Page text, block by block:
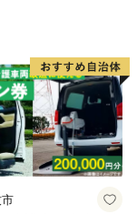
、本来、海藻
から暖かい水を
は常に暖めら
れています。世
が紀伊半島の先